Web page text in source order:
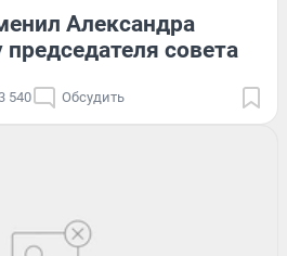
Александра
совета
540 Обсудить